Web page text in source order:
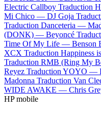
Electric Callboy Traduction
Mi Chico — DJ Goja
Traduction Danceteria —
(DONK) — Beyoncé
Time Of My Life — Benson
XCX Traduction Happiness
Traduction RMB (Ring My
Reyez Traduction YOYO —
Madonna Traduction Van
WIDE AWAKE — Chris
HP mobile